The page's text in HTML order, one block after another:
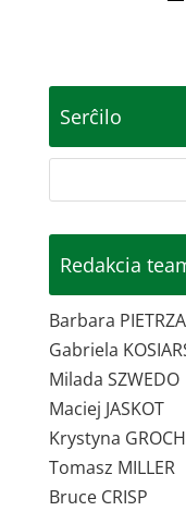
Serĉilo
Redakcia
Barbara
Gabriela
Milada SZWEDO
Maciej JASKOT
Krystyna
Tomasz MILLER
Bruce CRISP